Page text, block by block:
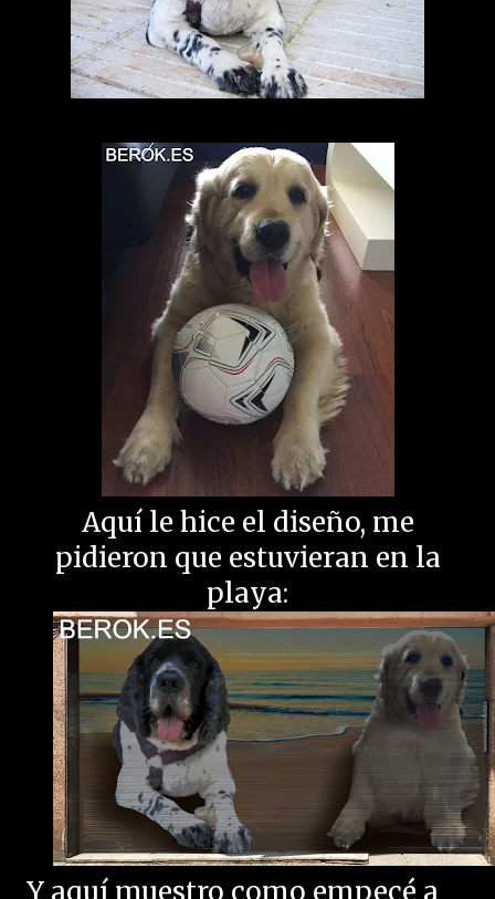
Aquí le hice el diseño, me
pidieron que estuvieran en la
playa:
Y aquí muestro como empecé a